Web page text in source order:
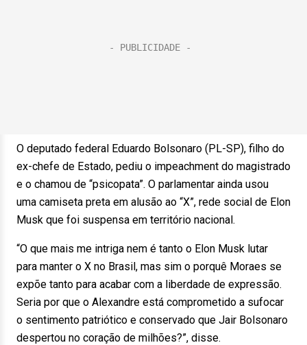
O deputado federal Eduardo Bolsonaro (PL-SP), filho do
ex-chefe de Estado, pediu o impeachment do magistrado
e o chamou de “psicopata”. O parlamentar ainda usou
uma camiseta preta em alusão ao “X”, rede social de Elon
Musk que foi suspensa em território nacional.
“O que mais me intriga nem é tanto o Elon Musk lutar
para manter o X no Brasil, mas sim o porquê Moraes se
expõe tanto para acabar com a liberdade de expressão.
Seria por que o Alexandre está comprometido a sufocar
o sentimento patriótico e conservado que Jair Bolsonaro
despertou no coração de milhões?”, disse.